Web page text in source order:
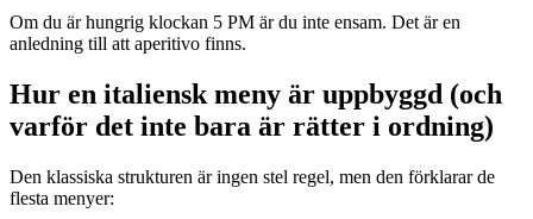
Om du är hungrig klockan 5 PM är du inte ensam. Det är en
anledning till att aperitivo finns.
Hur en italiensk meny är uppbyggd (och
varför det inte bara är rätter i ordning)
Den klassiska strukturen är ingen stel regel, men den förklarar de
flesta menyer: